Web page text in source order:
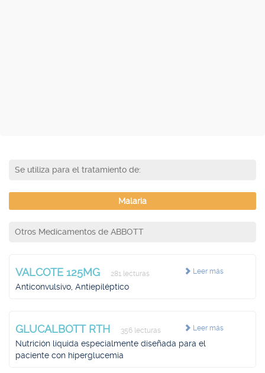
Se utiliza para el tratamiento de:
Malaria
Otros Medicamentos de ABBOTT
Leer más
VALCOTE 125MG 281 lecturas
Anticonvulsivo, Antiepiléptico
Leer más
GLUCALBOTT RTH 356 lecturas
Nutrición líquida especialmente diseñada para el
paciente con hiperglucemia